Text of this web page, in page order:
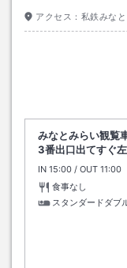
アクセス： 私鉄みな
みなとみらい観覧
3番出口出てすぐ左
IN チェックイン
15:00 / OUT チェッ
11:00
食事なし
スタンダードダ